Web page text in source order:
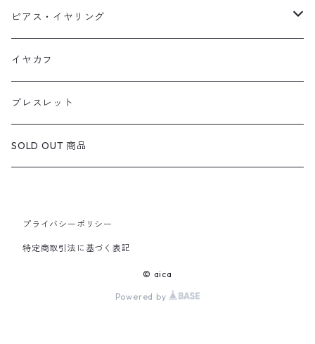
天然石1点ものリング【Silver】（在庫ありのみ絞込）
定番リング
天然石1点ものネックレス（在庫ありのみ絞込）
定番ネックレス
ピアス・イヤリング
天然石1点ものピアス（在庫ありのみ絞込）
定番ピアス/イヤリング
イヤカフ
ブレスレット
SOLD OUT 商品
プライバシーポリシー
特定商取引法に基づく表記
© aica
Powered by